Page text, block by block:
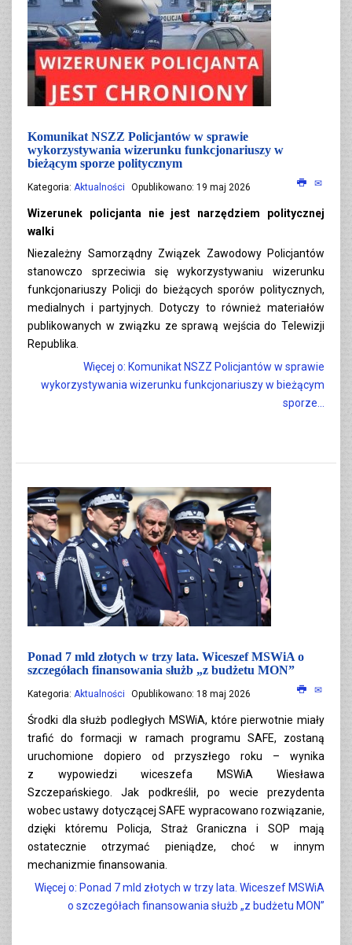
Komunikat NSZZ Policjantów w sprawie
wykorzystywania wizerunku funkcjonariuszy w
bieżącym sporze politycznym
Kategoria: Aktualności Opublikowano: 19 maj 2026
Wizerunek policjanta nie jest narzędziem politycznej
walki
Niezależny Samorządny Związek Zawodowy Policjantów
stanowczo sprzeciwia się wykorzystywaniu wizerunku
funkcjonariuszy Policji do bieżących sporów politycznych,
medialnych i partyjnych. Dotyczy to również materiałów
publikowanych w związku ze sprawą wejścia do Telewizji
Republika.
Więcej o: Komunikat NSZZ Policjantów w sprawie
wykorzystywania wizerunku funkcjonariuszy w bieżącym
sporze...
Ponad 7 mld złotych w trzy lata. Wiceszef MSWiA o
szczegółach finansowania służb „z budżetu MON”
Kategoria: Aktualności Opublikowano: 18 maj 2026
Środki dla służb podległych MSWiA, które pierwotnie miały
trafić do formacji w ramach programu SAFE, zostaną
uruchomione dopiero od przyszłego roku – wynika
z wypowiedzi wiceszefa MSWiA Wiesława
Szczepańskiego. Jak podkreślił, po wecie prezydenta
wobec ustawy dotyczącej SAFE wypracowano rozwiązanie,
dzięki któremu Policja, Straż Graniczna i SOP mają
ostatecznie otrzymać pieniądze, choć w innym
mechanizmie finansowania.
Więcej o: Ponad 7 mld złotych w trzy lata. Wiceszef MSWiA
o szczegółach finansowania służb „z budżetu MON”